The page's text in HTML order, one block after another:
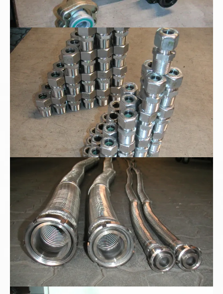
Edelstahl - Tauchrohrverschraubung
Metallschläuche mit Milchgewinde